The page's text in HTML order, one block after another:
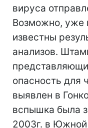
вируса
Возможно, уже
известны
анализов.
опасность для
выявлен в
вспышка была
2003г. в Южной